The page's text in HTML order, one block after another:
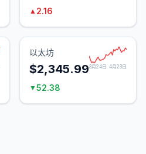
▲ 2.16
以太坊
$2,345.993月24日 4月23日
▼52.38